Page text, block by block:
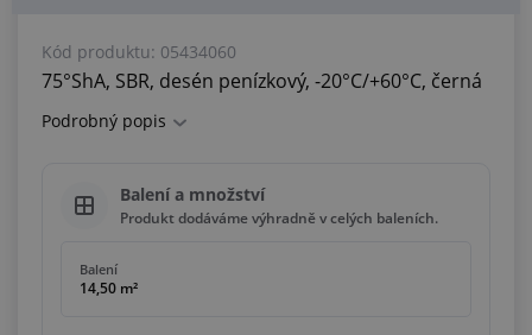
Kód produktu: 05434060
75°ShA, SBR, desén penízkový, -20°C/+60°C, černá
Podrobný popis
Balení a množství
Produkt dodáváme výhradně v celých baleních.
Balení
14,50 m²